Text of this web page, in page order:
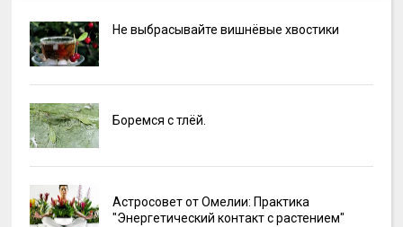
Не выбрасывайте вишнёвые хвостики
Боремся с тлёй.
Астросовет от Омелии: Практика
"Энергетический контакт с растением"